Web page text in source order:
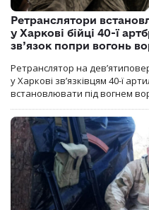
Ретранслятори
у Харкові бійці 40-ї
зв’язок попри вогонь
Ретранслятор на
у Харкові зв’язківцям 40-ї
встановлювати під вогнем